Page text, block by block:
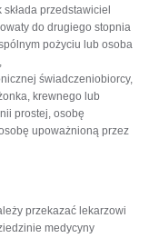
przedstawiciel
do drugiego stopnia
pożyciu lub osoba
świadczeniobiorcy,
krewnego lub
prostej, osobę
upoważnioną przez
przekazać lekarzowi
medycyny